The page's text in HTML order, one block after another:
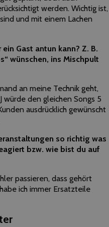
werden. Wichtig ist,
und mit einem Lachen
Gast antun kann? Z. B.
wünschen, ins Mischpult
an meine Technik geht,
würde den gleichen Songs 5
ausdrücklich gewünscht
so richtig was
bzw. wie bist du auf
passieren, dass gehört
ich immer Ersatzteile